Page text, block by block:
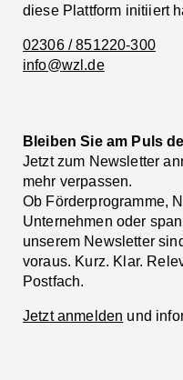
diese Plattform initiiert
02306 / 851220-300
info@wzl.de
Bleiben Sie am Puls
Jetzt zum Newsletter
mehr verpassen.
Ob Förderprogramme,
Unternehmen oder
unserem Newsletter
voraus. Kurz. Klar.
Postfach.
Jetzt anmelden und